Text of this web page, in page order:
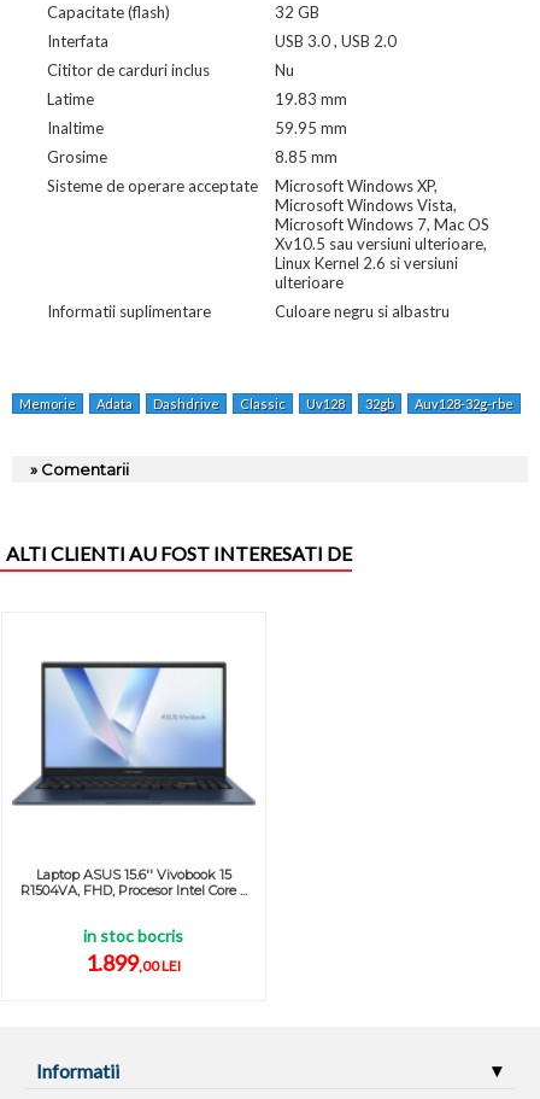
Capacitate (flash)
32 GB
Interfata
USB 3.0 , USB 2.0
Cititor de carduri inclus
Nu
Latime
19.83 mm
Inaltime
59.95 mm
Grosime
8.85 mm
Sisteme de operare acceptate
Microsoft Windows XP,
Microsoft Windows Vista,
Microsoft Windows 7, Mac OS
Xv10.5 sau versiuni ulterioare,
Linux Kernel 2.6 si versiuni
ulterioare
Informatii suplimentare
Culoare negru si albastru
Memorie Adata Dashdrive Classic Uv128 32gb Auv128-32g-rbe
» Comentarii
ALTI CLIENTI AU FOST INTERESATI DE
Laptop ASUS 15.6'' Vivobook 15
R1504VA, FHD, Procesor Intel Core ...
in stoc bocris
1.899,00 LEI
Informatii